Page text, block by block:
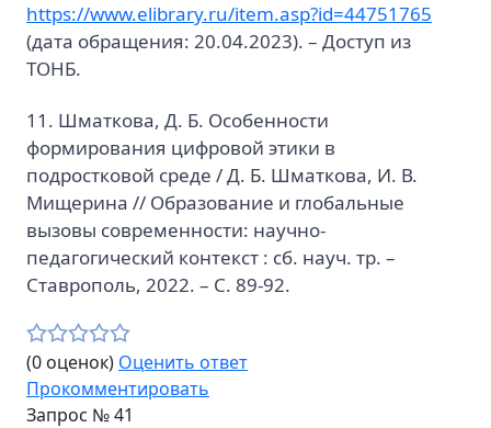
https://www.elibrary.ru/item.asp?id=44751765
(дата обращения: 20.04.2023). – Доступ из
ТОНБ.
11. Шматкова, Д. Б. Особенности
формирования цифровой этики в
подростковой среде / Д. Б. Шматкова, И. В.
Мищерина // Образование и глобальные
вызовы современности: научно-
педагогический контекст : сб. науч. тр. –
Ставрополь, 2022. – С. 89-92.
(0 оценок) Оценить ответ
Прокомментировать
Запрос №41